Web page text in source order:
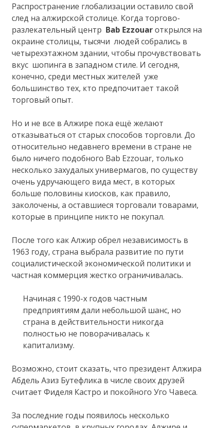
Распространение глобализации оставило свой
след на алжирской столице. Когда торгово-
разлекательный центр Bab Ezzouarоткрылся на
окраине столицы, тысячи людей собрались в
четырехэтажном здании, чтобы прочувствовать
вкус шопинга в западном стиле. И сегодня,
конечно, среди местных жителей уже
большинство тех, кто предпочитает такой
торговый опыт.
Но и не все в Алжире пока ещё желают
отказываться от старых способов торговли. До
относительно недавнего времени в стране не
было ничего подобного Bab Ezzouar, только
несколько захудалых универмагов, по существу
очень удручающего вида мест, в которых
больше половины киосков, как правило,
заколочены, а оставшиеся торговали товарами,
которые в принципе никто не покупал.
После того как Алжир обрел независимость в
1963 году, страна выбрала развитие по пути
социалистической экономической политики и
частная коммерция жестко ограничивалась.
Начиная с 1990-х годов частным
предприятиям дали небольшой шанс, но
страна в действительности никогда
полностью не поворачивалась к
капитализму.
Возможно, стоит сказать, что президент Алжира
Абдель Азиз Бутефлика в числе своих друзей
считает Фиделя Кастро и покойного Уго Чавеса.
За последние годы появилось несколько